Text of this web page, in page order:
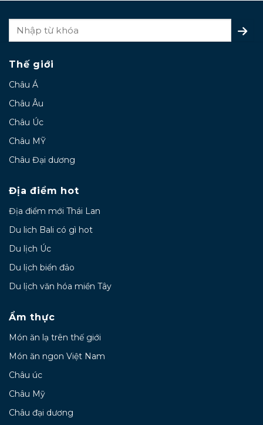
Thế giới
Châu Á
Châu Âu
Châu Úc
Châu MỸ
Châu Đại dương
Địa điểm hot
Địa điểm mới Thái Lan
Du lich Bali có gì hot
Du lịch Úc
Du lịch biển đảo
Du lịch văn hóa miền Tây
Ẩm thực
Món ăn lạ trên thế giới
Món ăn ngon Việt Nam
Châu úc
Châu Mỹ
Châu đại dương